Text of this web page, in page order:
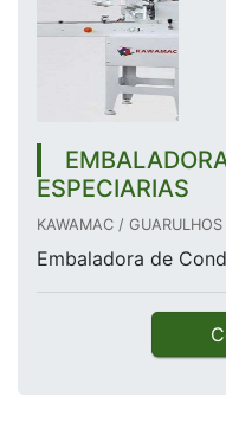
ESPECIARIAS
KAWAMAC /
Embaladora de